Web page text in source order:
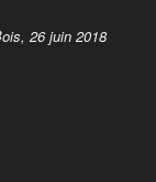
26 juin 2018